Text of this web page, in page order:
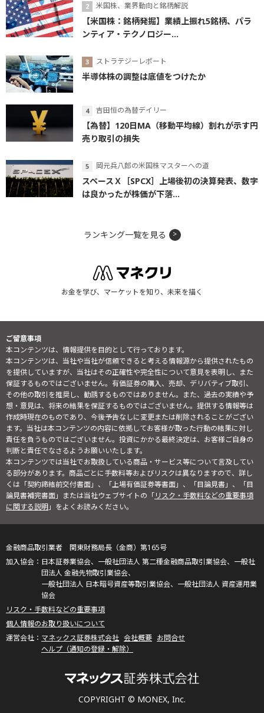
米国株、業界動向と銘柄解説
【米国株：銘柄発掘】業績上振れ5銘柄、パラ
ンティア・テクノロジー...
ストラテジーレポート
半導体株の調整は底値をつけたか
吉田恒の為替デイリー
【為替】120日MA（移動平均線）割れが示す円
売り取引の損失
岡元兵八郎の米国株マスターへの道
スペースＸ［SPCX］上場後初の決算発表、数字
は良かったが株価が下落...
ランキング一覧を見る
お金を学び、マーケットを知り、未来を描く
ご留意事項
本コンテンツは、情報提供を目的として行っております。
本コンテンツは、当社や当社が信頼できると考える情報源から提供されたもの
を提供していますが、当社はその正確性や完全性について意見を表明し、また
保証するものではございません。有価証券の購入、売却、デリバティブ取引、
その他の取引を推奨し、勧誘するものではありません。また、過去の実績や予
想・意見は、将来の結果を保証するものではございません。提供する情報等は
作成時現在のものであり、今後予告なしに変更または削除されることがござい
ます。当社は本コンテンツの内容に依拠してお客様が取った行動の結果に対し
責任を負うものではございません。投資にかかる最終決定は、お客様ご自身の
判断と責任でなさるようお願いいたします。
本コンテンツでは当社でお取扱している商品・サービス等について言及してい
る部分があります。商品ごとに手数料等およびリスクは異なりますので、詳し
くは「契約締結前交付書面」、「上場有価証券等書面」、「目論見書」、「目
論見書補完書面」または当社ウェブサイトの「リスク・手数料などの重要事項
に関する説明」をよくお読みください。
COPYRIGHT © MONEX, Inc.
金融商品取引業者 関東財務局長（金商）第165号
日本証券業協会、一般社団法人 第二種金融商品取引業協会、一般社
団法人 金融先物取引業協会、
一般社団法人 日本暗号資産等取引業協会、一般社団法人 資産運用業
協会
リスク・手数料などの重要事項
個人情報のお取り扱いについて
マネックス証券株式会社 会社概要 お問合せ
ヘルプ（通知の登録・解除）